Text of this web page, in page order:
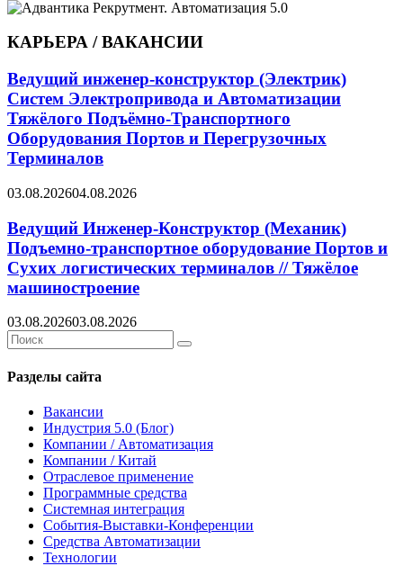
КАРЬЕРА / ВАКАНСИИ
Ведущий инженер-конструктор (Электрик)
Систем Электропривода и Автоматизации
Тяжёлого Подъёмно-Транспортного
Оборудования Портов и Перегрузочных
Терминалов
03.08.202604.08.2026
Ведущий Инженер-Конструктор (Механик)
Подъемно-транспортное оборудование Портов и
Сухих логистических терминалов // Тяжёлое
машиностроение
03.08.202603.08.2026
Search
for:
Search
Разделы сайта
Вакансии
Индустрия 5.0 (Блог)
Компании / Автоматизация
Компании / Китай
Отраслевое применение
Программные средства
Системная интеграция
События-Выставки-Конференции
Средства Автоматизации
Технологии